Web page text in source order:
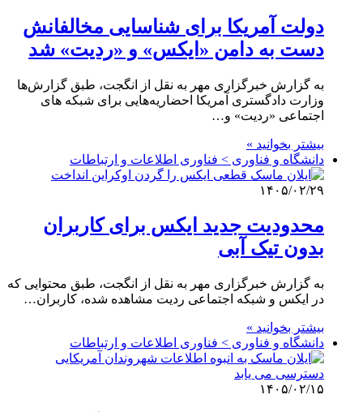
دولت آمریکا برای شناسایی مخالفانش
دست به دامن «ایکس» و «ردیت» شد
به گزارش خبرگزاری مهر به نقل از انگجت، طبق گزارش‌ها
وزارت دادگستری آمریکا احضاریه‌هایی برای شبکه های
اجتماعی «ردیت» و…
بیشتر بخوانید »
دانشگاه و فناوری > فناوری اطلاعات و ارتباطات
۱۴۰۵/۰۲/۲۹
محدودیت جدید ایکس برای کاربران
بدون تیک آبی
به گزارش خبرگزاری مهر به نقل از انگجت، طبق محتوایی که
در ایکس و شبکه اجتماعی ردیت مشاهده شده، کاربران…
بیشتر بخوانید »
دانشگاه و فناوری > فناوری اطلاعات و ارتباطات
۱۴۰۵/۰۲/۱۵